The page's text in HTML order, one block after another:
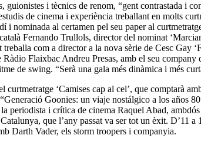
i tècnics de renom, “gent contrastada i
de cinema i experiència treballant en molts
al certamen pel seu paper al
Fernando Trullols, director del nominat
com a director a la nova sèrie de Cesc Gay
Flaixbac Andreu Presas, amb el seu
de swing. “Serà una gala més dinàmica i més
‘Camises cap al cel’, que comptarà
Goonies: un viaje nostálgico a los años
periodista i crítica de cinema Raquel Abad,
que l’any passat va ser tot un èxit. D’11
Darth Vader, els storm troopers i companyia.